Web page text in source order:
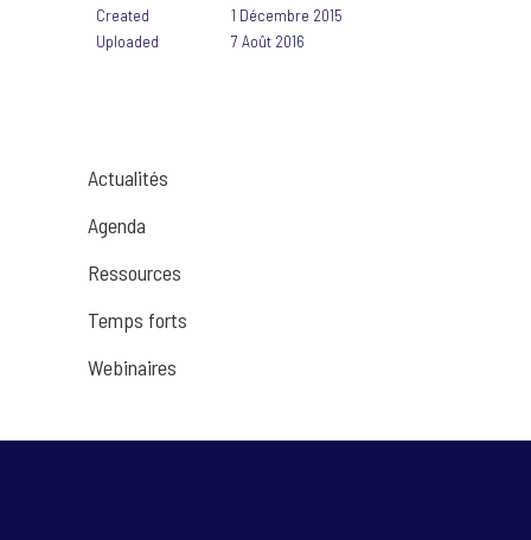
Created
1 Décembre 2015
Uploaded
7 Août 2016
Actualités
Agenda
Ressources
Temps forts
Webinaires